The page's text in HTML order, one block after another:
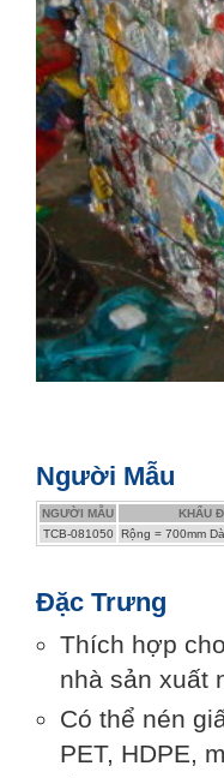
Người Mẫu
NGƯỜI MẪU KHẨU
TCB-081050 Rộng = 700mm
Đặc Trưng
Thích hợp
nhà sản xuất
Có thể nén
PET, HDPE,